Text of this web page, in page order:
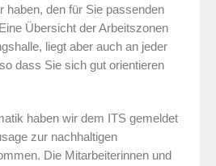
haben, den für Sie passenden
Übersicht der Arbeitszonen
liegt aber auch an jeder
dass Sie sich gut orientieren
haben wir dem ITS gemeldet
zur nachhaltigen
Die Mitarbeiterinnen und